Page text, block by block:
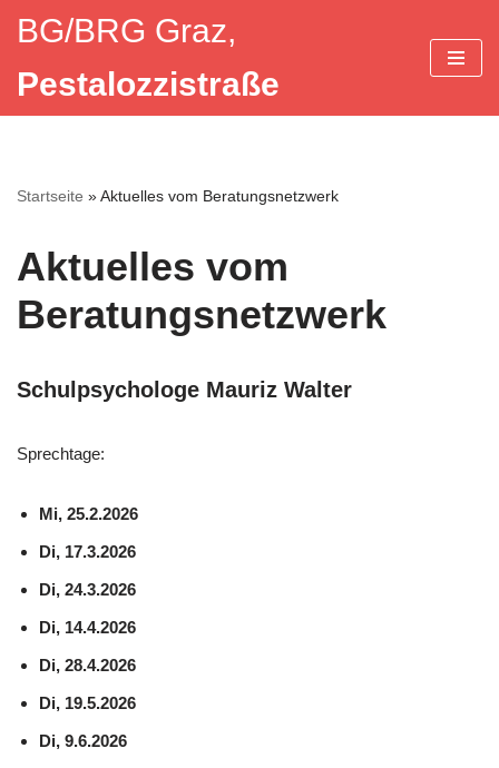
Inhalt
springen
BG/BRG Graz,
Pestalozzistraße
Startseite »Aktuelles vom Beratungsnetzwerk
Aktuelles vom
Beratungsnetzwerk
Schulpsychologe Mauriz Walter
Sprechtage:
Mi, 25.2.2026
Di, 17.3.2026
Di, 24.3.2026
Di, 14.4.2026
Di, 28.4.2026
Di, 19.5.2026
Di, 9.6.2026